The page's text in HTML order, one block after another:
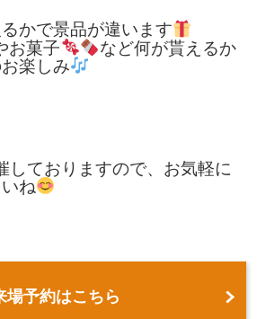
かで景品が違います
お菓子
など何が貰えるか
楽しみ
しておりますので、お気軽に
ね
場予約はこちら